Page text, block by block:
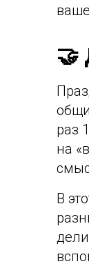
🤝
раз
на
В